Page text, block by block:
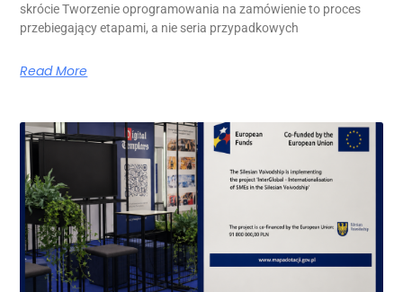
skrócie Tworzenie oprogramowania na zamówienie to proces
przebiegający etapami, a nie seria przypadkowych
Read More